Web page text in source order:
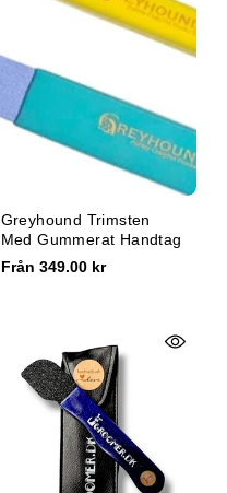
Greyhound Trimsten
Med Gummerat Handtag
Från 349.00 kr